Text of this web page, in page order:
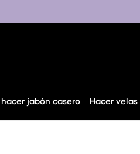
jabón casero Hacer velas